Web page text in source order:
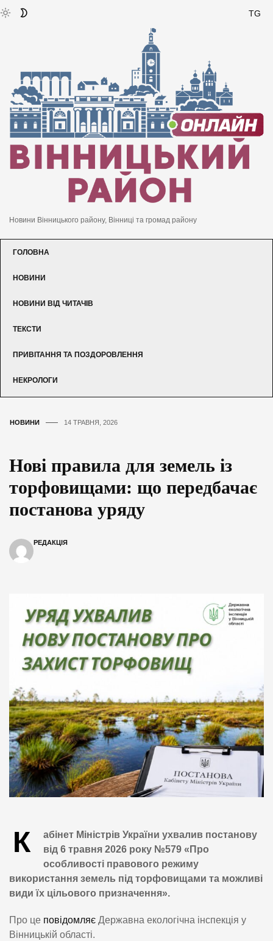
TG
Новини Вінницького району, Вінниці та громад району
ГОЛОВНА
НОВИНИ
НОВИНИ ВІД ЧИТАЧІВ
ТЕКСТИ
ПРИВІТАННЯ ТА ПОЗДОРОВЛЕННЯ
НЕКРОЛОГИ
НОВИНИ 14 ТРАВНЯ, 2026
Нові правила для земель із
торфовищами: що передбачає
постанова уряду
РЕДАКЦІЯ
К
абінет Міністрів України ухвалив постанову
від 6 травня 2026 року №579 «Про
особливості правового режиму
використання земель під торфовищами та можливі
види їх цільового призначення».
Про це повідомляє Державна екологічна інспекція у
Вінницькій області.